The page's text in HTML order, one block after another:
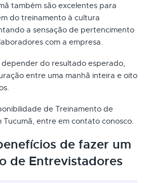
também são excelentes para
do treinamento à cultura
a sensação de pertencimento
com a empresa.
do resultado esperado,
entre uma manhã inteira e oito
de Treinamento de
Tucumã, entre em contato conosco.
de fazer um
de Entrevistadores